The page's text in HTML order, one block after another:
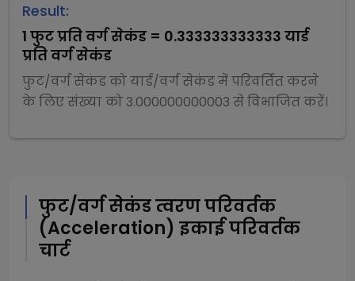
Result:
1 फुट प्रति वर्ग सेकंड = 0.333333333333 यार्ड
प्रति वर्ग सेकंड
फुट/वर्ग सेकंडकोयार्ड/वर्ग सेकंडमें परिवर्तित करने
के लिए संख्या को 3.000000000003 सेविभाजितकरें।
फुट/वर्ग सेकंडत्वरण परिवर्तक
(Acceleration) इकाई परिवर्तक
चार्ट